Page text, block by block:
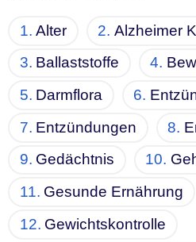
Alter
Alzheimer
Ballaststoffe
Darmflora
Entzündungen
Gedächtnis
Gesunde Ernährung
Gewichtskontrolle